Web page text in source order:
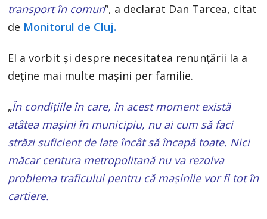
transport în comun”, a declarat Dan Tarcea, citat
de Monitorul de Cluj.
El a vorbit și despre necesitatea renunțării la a
deține mai multe mașini per familie.
„În condițiile în care, în acest moment există
atâtea mașini în municipiu, nu ai cum să faci
străzi suficient de late încât să încapă toate. Nici
măcar centura metropolitană nu va rezolva
problema traficului pentru că mașinile vor fi tot în
cartiere.